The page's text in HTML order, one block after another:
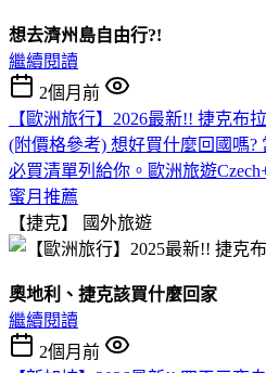
想去濟州島自由行?!
繼續閱讀
2個月前
【歐洲旅行】2026最新!! 捷克布
(附價格參考) 想好買什麼回國嗎?
必買清單列給你。歐洲旅遊
蜜月推薦
【捷克】
國外旅遊
奧地利、捷克該買什麼回家
繼續閱讀
2個月前